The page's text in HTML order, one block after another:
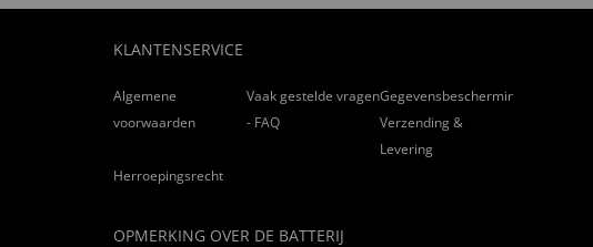
KLANTENSERVICE
Algemene
voorwaarden
Vaak gestelde vragen
- FAQ
Gegevensbescherming
Verzending &
Levering
Herroepingsrecht
OPMERKING OVER DE BATTERIJ